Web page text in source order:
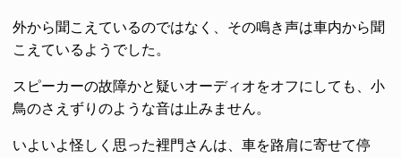
外から聞こえているのではなく、その鳴き声は車内から聞
こえているようでした。
スピーカーの故障かと疑いオーディオをオフにしても、小
鳥のさえずりのような音は止みません。
いよいよ怪しく思った裡門さんは、車を路肩に寄せて停